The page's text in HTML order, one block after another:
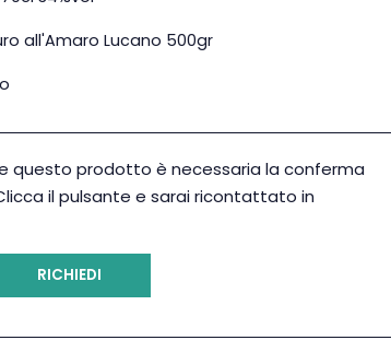
all'Amaro Lucano 500gr
questo prodotto è necessaria la conferma
il pulsante e sarai ricontattato in
RICHIEDI